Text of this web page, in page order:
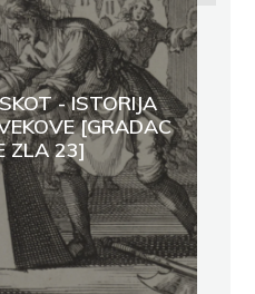
- ISTORIJA
[GRADAC
ZLA 23]